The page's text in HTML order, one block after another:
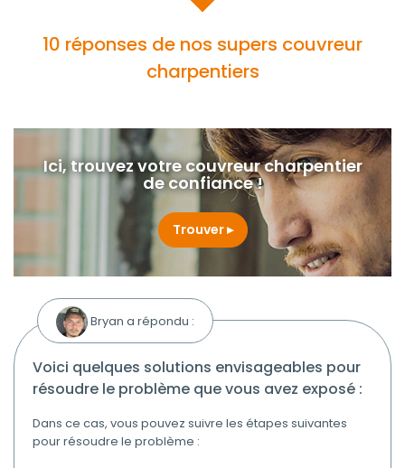
10 réponses de nos supers couvreur
charpentiers
Ici, trouvez votre couvreur charpentier
de confiance !
Trouver
Bryan a répondu :
voici quelques solutions envisageables pour
résoudre le problème que vous avez exposé :
Dans ce cas, vous pouvez suivre les étapes suivantes
pour résoudre le problème :